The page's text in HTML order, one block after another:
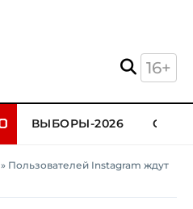
16+
ВЫБОРЫ-2026
» Пользователей Instagram ждут